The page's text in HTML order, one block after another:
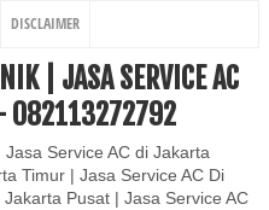
DISCLAIMER
| JASA SERVICE AC
082113272792
Service AC di Jakarta
Timur | Jasa Service AC Di
Pusat | Jasa Service AC